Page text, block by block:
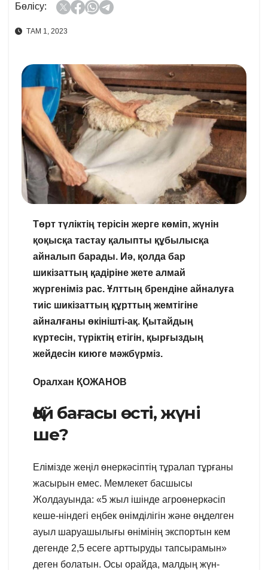
Бөлісу:
ТАМ 1, 2023
Төрт түліктің терісін жерге көміп, жүнін
қоқысқа тастау қалыпты құбылысқа
айналып барады. Иә, қолда бар
шикізаттың қадіріне жете алмай
жүргеніміз рас. Ұлттың брендіне айналуға
тиіс шикізаттың құрттың жемтігіне
айналғаны өкінішті-ақ. Қытайдың
күртесін, түріктің етігін, қырғыздың
жейдесін киюге мәжбүрміз.
Оралхан ҚОЖАНОВ
Қой бағасы өсті, жүні
ше?
Елімізде жеңіл өнеркәсіптің тұралап тұрғаны
жасырын емес. Мемлекет басшысы
Жолдауында: «5 жыл ішінде агроөнеркәсіп
кеше-ніндегі еңбек өнімділігін және өңделген
ауыл шаруашылығы өнімінің экспортын кем
дегенде 2,5 есеге арттыруды тапсырамын»
деген болатын. Осы орайда, малдың жүн-